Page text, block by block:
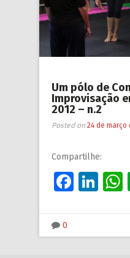
Um pólo de
Improvisação
2012 – n.2
Posted on 24 de março
Compartilhe:
0